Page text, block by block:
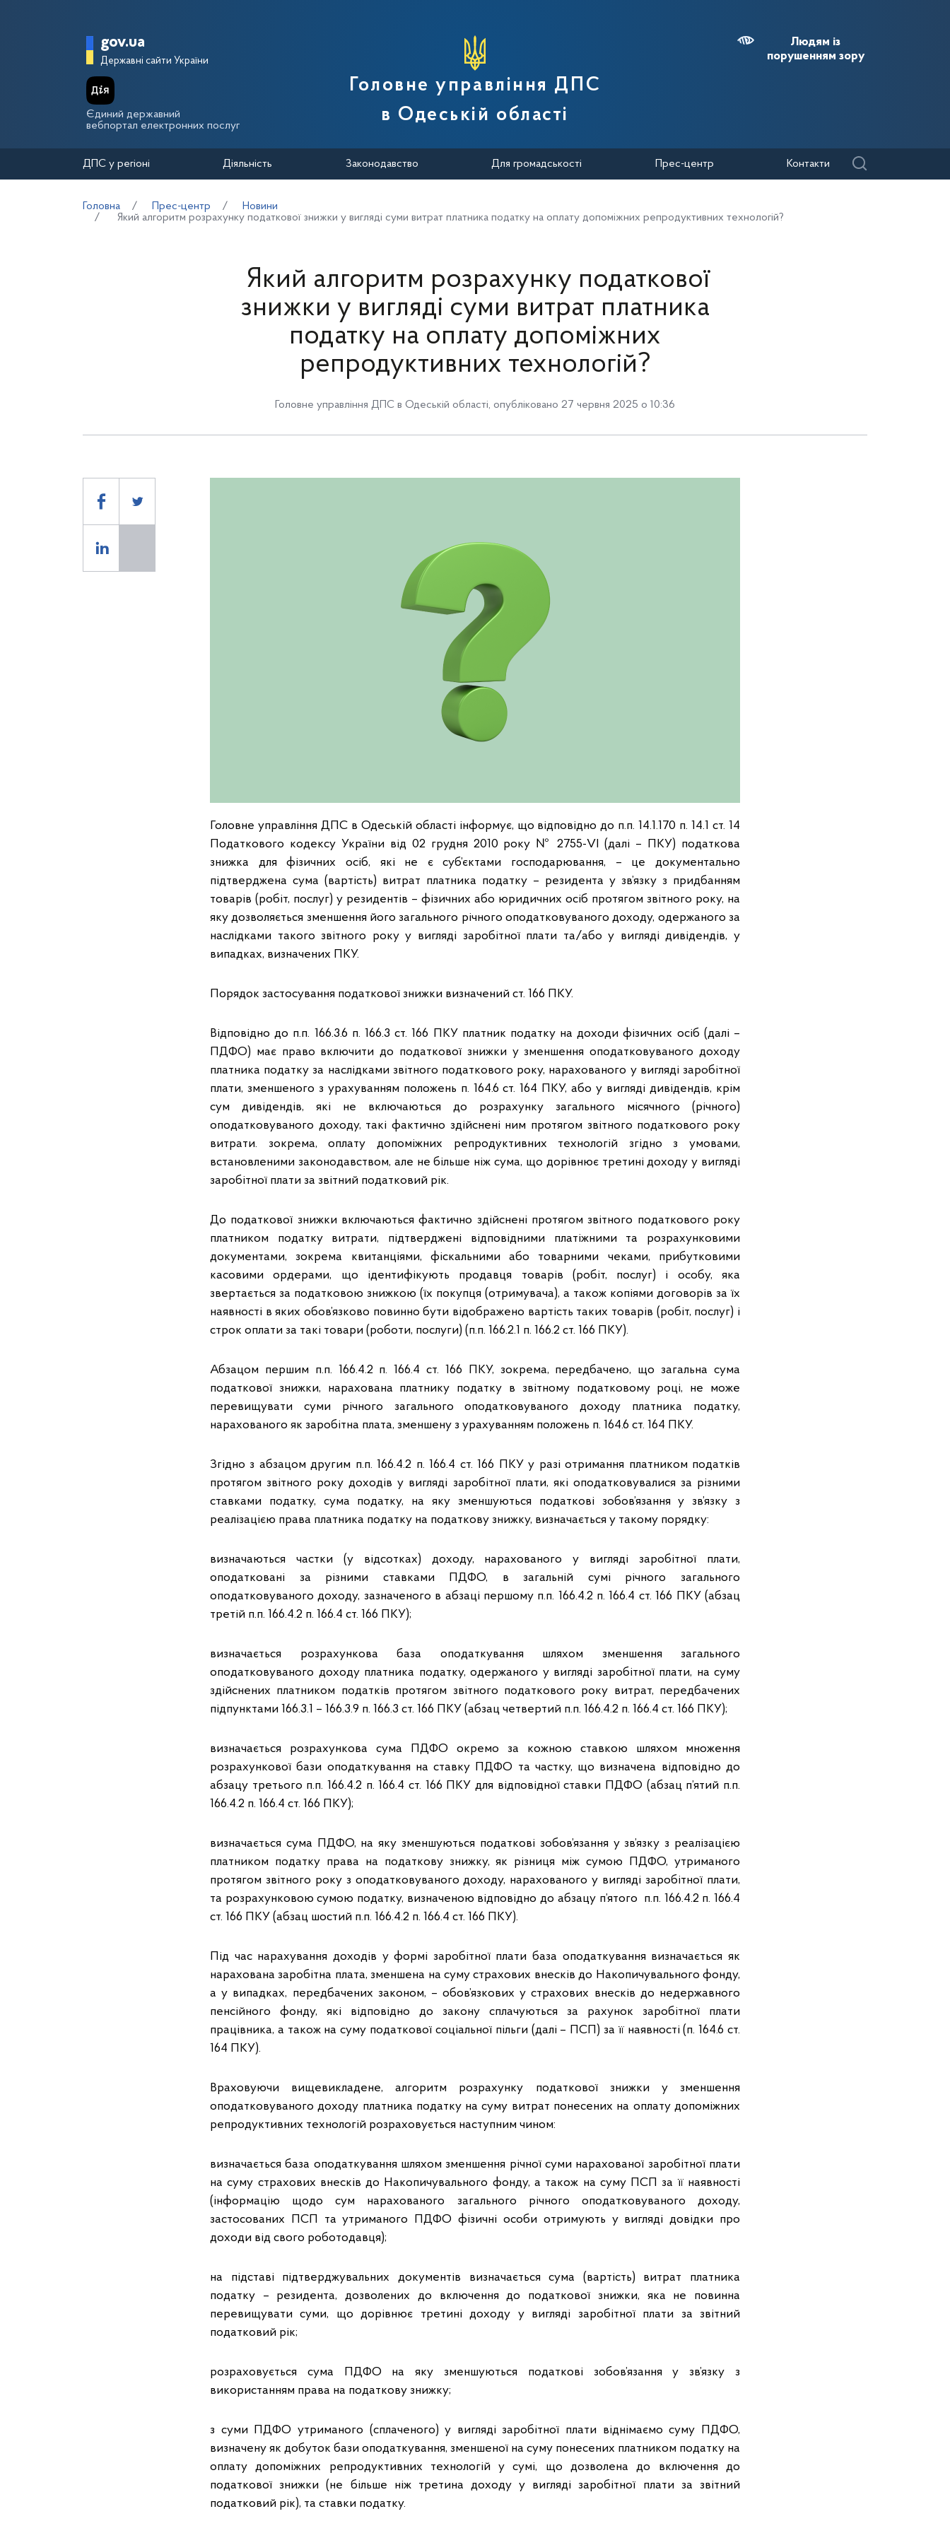
Головна сторінка Державної податкової служби України
gov.ua
Державні сайти України
Єдиний державний
вебпортал електронних послуг
Головне управління ДПС
в Одеській області
Людям із
порушенням зору
ДПС у регіоні Діяльність Законодавство Для громадськості Прес-центр Контакти
Головна Прес-центр
Новини
Який алгоритм розрахунку податкової знижки у вигляді суми витрат платника податку на оплату допоміжних репродуктивних технологій?
Який алгоритм розрахунку податкової
знижки у вигляді суми витрат платника
податку на оплату допоміжних
репродуктивних технологій?
Головне управління ДПС в Одеській області, опубліковано 27 червня 2025 о 10:36
Головне управління ДПС в Одеській області інформує, що відповідно до п.п. 14.1.170 п. 14.1 ст. 14
Податкового кодексу України від 02 грудня 2010 року № 2755-VІ (далі – ПКУ) податкова
знижка для фізичних осіб, які не є суб’єктами господарювання, – це документально
підтверджена сума (вартість) витрат платника податку – резидента у зв’язку з придбанням
товарів (робіт, послуг) у резидентів – фізичних або юридичних осіб протягом звітного року, на
яку дозволяється зменшення його загального річного оподатковуваного доходу, одержаного за
наслідками такого звітного року у вигляді заробітної плати та/або у вигляді дивідендів, у
випадках, визначених ПКУ.
Порядок застосування податкової знижки визначений ст. 166 ПКУ.
Відповідно до п.п. 166.3.6 п. 166.3 ст. 166 ПКУ платник податку на доходи фізичних осіб (далі –
ПДФО) має право включити до податкової знижки у зменшення оподатковуваного доходу
платника податку за наслідками звітного податкового року, нарахованого у вигляді заробітної
плати, зменшеного з урахуванням положень п. 164.6 ст. 164 ПКУ, або у вигляді дивідендів, крім
сум дивідендів, які не включаються до розрахунку загального місячного (річного)
оподатковуваного доходу, такі фактично здійснені ним протягом звітного податкового року
витрати. зокрема, оплату допоміжних репродуктивних технологій згідно з умовами,
встановленими законодавством, але не більше ніж сума, що дорівнює третині доходу у вигляді
заробітної плати за звітний податковий рік.
До податкової знижки включаються фактично здійснені протягом звітного податкового року
платником податку витрати, підтверджені відповідними платіжними та розрахунковими
документами, зокрема квитанціями, фіскальними або товарними чеками, прибутковими
касовими ордерами, що ідентифікують продавця товарів (робіт, послуг) і особу, яка
звертається за податковою знижкою (їх покупця (отримувача), а також копіями договорів за їх
наявності в яких обов’язково повинно бути відображено вартість таких товарів (робіт, послуг) і
строк оплати за такі товари (роботи, послуги) (п.п. 166.2.1 п. 166.2 ст. 166 ПКУ).
Абзацом першим п.п. 166.4.2 п. 166.4 ст. 166 ПКУ, зокрема, передбачено, що загальна сума
податкової знижки, нарахована платнику податку в звітному податковому році, не може
перевищувати суми річного загального оподатковуваного доходу платника податку,
нарахованого як заробітна плата, зменшену з урахуванням положень п. 164.6 ст. 164 ПКУ.
Згідно з абзацом другим п.п. 166.4.2 п. 166.4 ст. 166 ПКУ у разі отримання платником податків
протягом звітного року доходів у вигляді заробітної плати, які оподатковувалися за різними
ставками податку, сума податку, на яку зменшуються податкові зобов’язання у зв’язку з
реалізацією права платника податку на податкову знижку, визначається у такому порядку:
визначаються частки (у відсотках) доходу, нарахованого у вигляді заробітної плати,
оподатковані за різними ставками ПДФО, в загальній сумі річного загального
оподатковуваного доходу, зазначеного в абзаці першому п.п. 166.4.2 п. 166.4 ст. 166 ПКУ (абзац
третій п.п. 166.4.2 п. 166.4 ст. 166 ПКУ);
визначається розрахункова база оподаткування шляхом зменшення загального
оподатковуваного доходу платника податку, одержаного у вигляді заробітної плати, на суму
здійснених платником податків протягом звітного податкового року витрат, передбачених
підпунктами 166.3.1 – 166.3.9 п. 166.3 ст. 166 ПКУ (абзац четвертий п.п. 166.4.2 п. 166.4 ст. 166 ПКУ);
визначається розрахункова сума ПДФО окремо за кожною ставкою шляхом множення
розрахункової бази оподаткування на ставку ПДФО та частку, що визначена відповідно до
абзацу третього п.п. 166.4.2 п. 166.4 ст. 166 ПКУ для відповідної ставки ПДФО (абзац п’ятий п.п.
166.4.2 п. 166.4 ст. 166 ПКУ);
визначається сума ПДФО, на яку зменшуються податкові зобов’язання у зв’язку з реалізацією
платником податку права на податкову знижку, як різниця між сумою ПДФО, утриманого
протягом звітного року з оподатковуваного доходу, нарахованого у вигляді заробітної плати,
та розрахунковою сумою податку, визначеною відповідно до абзацу п’ятого п.п. 166.4.2 п. 166.4
ст. 166 ПКУ (абзац шостий п.п. 166.4.2 п. 166.4 ст. 166 ПКУ).
Під час нарахування доходів у формі заробітної плати база оподаткування визначається як
нарахована заробітна плата, зменшена на суму страхових внесків до Накопичувального фонду,
а у випадках, передбачених законом, – обов’язкових у страхових внесків до недержавного
пенсійного фонду, які відповідно до закону сплачуються за рахунок заробітної плати
працівника, а також на суму податкової соціальної пільги (далі – ПСП) за її наявності (п. 164.6 ст.
164 ПКУ).
Враховуючи вищевикладене, алгоритм розрахунку податкової знижки у зменшення
оподатковуваного доходу платника податку на суму витрат понесених на оплату допоміжних
репродуктивних технологій розраховується наступним чином:
визначається база оподаткування шляхом зменшення річної суми нарахованої заробітної плати
на суму страхових внесків до Накопичувального фонду, а також на суму ПСП за її наявності
(інформацію щодо сум нарахованого загального річного оподатковуваного доходу,
застосованих ПСП та утриманого ПДФО фізичні особи отримують у вигляді довідки про
доходи від свого роботодавця);
на підставі підтверджувальних документів визначається сума (вартість) витрат платника
податку – резидента, дозволених до включення до податкової знижки, яка не повинна
перевищувати суми, що дорівнює третині доходу у вигляді заробітної плати за звітний
податковий рік;
розраховується сума ПДФО на яку зменшуються податкові зобов’язання у зв’язку з
використанням права на податкову знижку;
з суми ПДФО утриманого (сплаченого) у вигляді заробітної плати віднімаємо суму ПДФО,
визначену як добуток бази оподаткування, зменшеної на суму понесених платником податку на
оплату допоміжних репродуктивних технологій у сумі, що дозволена до включення до
податкової знижки (не більше ніж третина доходу у вигляді заробітної плати за звітний
податковий рік), та ставки податку.